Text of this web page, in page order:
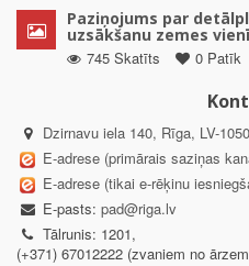
Paziņojums par
uzsākšanu zemes
745 Skatīts
0 Patīk
Dzirnavu iela 140, Rīga, LV-1050
E-adrese (primārais saziņas
E-adrese (tikai e-rēķinu
E-pasts: pad@riga.lv
Tālrunis: 1201,
(+371) 67012222 (zvaniem no